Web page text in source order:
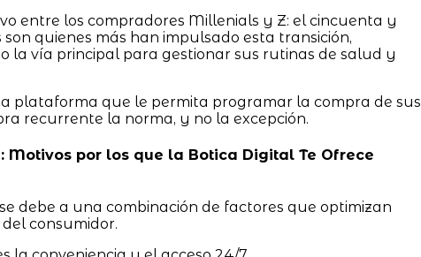
entre los compradores Millenials y Z: el cincuenta y
quienes más han impulsado esta transición,
la vía principal para gestionar sus rutinas de salud y
plataforma que le permita programar la compra de sus
recurrente la norma, y no la excepción.
Motivos por los que la Botica Digital Te Ofrece
se debe a una combinación de factores que optimizan
consumidor.